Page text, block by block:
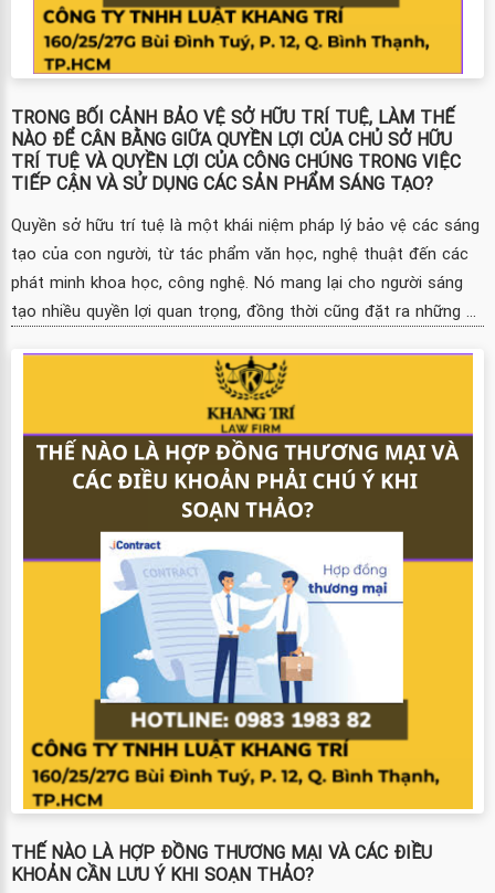
TRONG BỐI CẢNH BẢO VỆ SỞ HỮU TRÍ TUỆ, LÀM THẾ
NÀO ĐỂ CÂN BẰNG GIỮA QUYỀN LỢI CỦA CHỦ SỞ HỮU
TRÍ TUỆ VÀ QUYỀN LỢI CỦA CÔNG CHÚNG TRONG VIỆC
TIẾP CẬN VÀ SỬ DỤNG CÁC SẢN PHẨM SÁNG TẠO?
Quyền sở hữu trí tuệ là một khái niệm pháp lý bảo vệ các sáng
tạo của con người, từ tác phẩm văn học, nghệ thuật đến các
phát minh khoa học, công nghệ. Nó mang lại cho người sáng
tạo nhiều quyền lợi quan trọng, đồng thời cũng đặt ra những ...
THẾ NÀO LÀ HỢP ĐỒNG THƯƠNG MẠI VÀ CÁC ĐIỀU
KHOẢN CẦN LƯU Ý KHI SOẠN THẢO?